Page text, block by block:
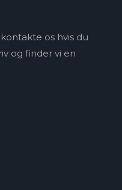
os hvis du
og finder vi en